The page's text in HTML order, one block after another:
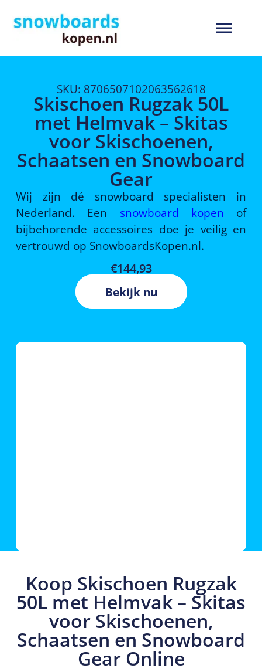
SKU: 8706507102063562618
Skischoen Rugzak 50L
met Helmvak – Skitas
voor Skischoenen,
Schaatsen en Snowboard
Gear
Wij zijn dé snowboard specialisten in
Nederland. Een snowboard kopen of
bijbehorende accessoires doe je veilig en
vertrouwd op SnowboardsKopen.nl.
€144,93
Bekijk nu
Koop Skischoen Rugzak
50L met Helmvak – Skitas
voor Skischoenen,
Schaatsen en Snowboard
Gear Online